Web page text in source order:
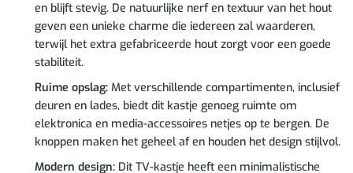
en blijft stevig. De natuurlijke nerf en textuur van het hout
geven een unieke charme die iedereen zal waarderen,
terwijl het extra gefabriceerde hout zorgt voor een goede
stabiliteit.
Ruime opslag:Met verschillende compartimenten, inclusief
deuren en lades, biedt dit kastje genoeg ruimte om
elektronica en media-accessoires netjes op te bergen. De
knoppen maken het geheel af en houden het design stijlvol.
Modern design:Dit TV-kastje heeft een minimalistische